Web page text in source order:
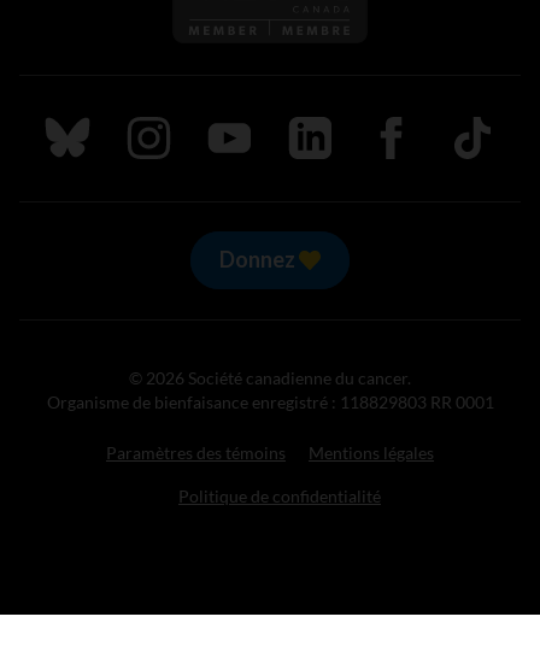
Suivez nous sur Bluesky
Suivez nous sur Instagram
Suivez nous sur Youtube
Suivez nous sur LinkedIn
Suivez nous sur
TikTok
Donnez
© 2026 Société canadienne du cancer.
Organisme de bienfaisance enregistré : 118829803 RR 0001
Paramètres des témoins Mentions légales
Politique de confidentialité